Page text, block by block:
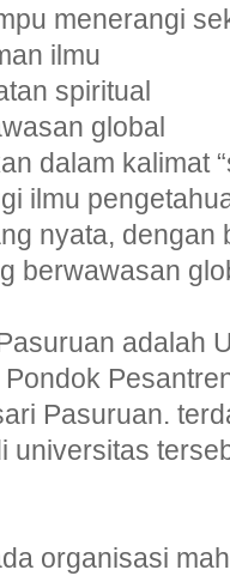
menerangi
ilmu
spiritual
global
dalam kalimat
ilmu
nyata, dengan
berwawasan
adalah
Pasuruan.
universitas
organisasi